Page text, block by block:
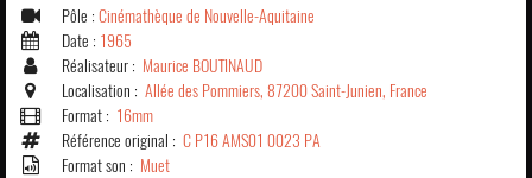
Pôle : Cinémathèque de Nouvelle-Aquitaine
Date : 1965
Réalisateur : Maurice BOUTINAUD
Localisation : Allée des Pommiers, 87200 Saint-Junien, France
Format : 16mm
Référence original : C P16 AMS01 0023 PA
Format son : Muet